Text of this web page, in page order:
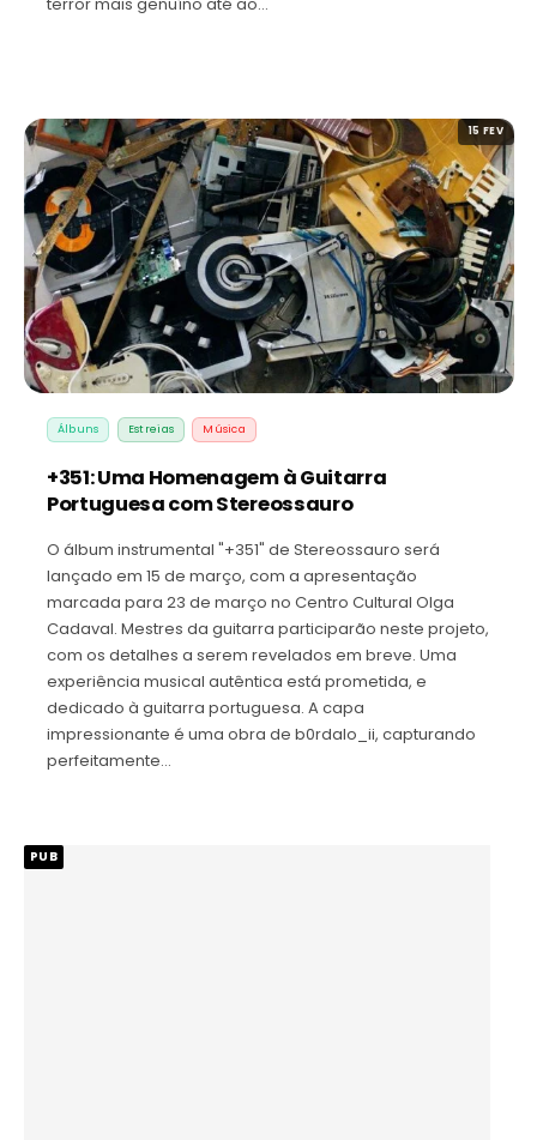
15 FEV
Álbuns Estreias Música
+351: Uma Homenagem à Guitarra
Portuguesa com Stereossauro
O álbum instrumental "+351" de Stereossauro será
lançado em 15 de março, com a apresentação
marcada para 23 de março no Centro Cultural Olga
Cadaval. Mestres da guitarra participarão neste projeto,
com os detalhes a serem revelados em breve. Uma
experiência musical autêntica está prometida, e
dedicado à guitarra portuguesa. A capa
impressionante é uma obra de b0rdalo_ii, capturando
perfeitamente…
PUB